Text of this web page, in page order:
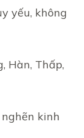
yếu, không
Hàn, Thấp,
nghẽn kinh